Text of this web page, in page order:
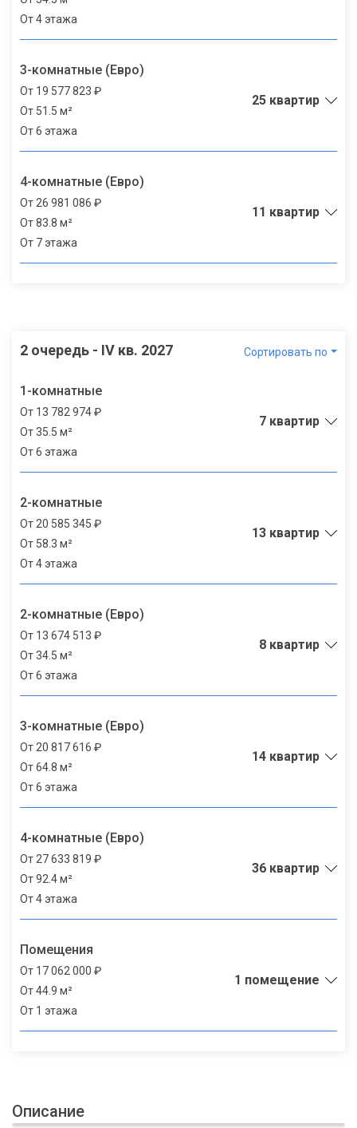
От 4 этажа
3-комнатные (Евро)
От 19 577 823 ₽
От 51.5 м²
От 6 этажа
25 квартир
4-комнатные (Евро)
От 26 981 086 ₽
От 83.8 м²
От 7 этажа
11 квартир
2 очередь - IV кв. 2027 Сортировать по
1-комнатные
От 13 782 974 ₽
От 35.5 м²
От 6 этажа
7 квартир
2-комнатные
От 20 585 345 ₽
От 58.3 м²
От 4 этажа
13 квартир
2-комнатные (Евро)
От 13 674 513 ₽
От 34.5 м²
От 6 этажа
8 квартир
3-комнатные (Евро)
От 20 817 616 ₽
От 64.8 м²
От 6 этажа
14 квартир
4-комнатные (Евро)
От 27 633 819 ₽
От 92.4 м²
От 4 этажа
36 квартир
Помещения
От 17 062 000 ₽
От 44.9 м²
От 1 этажа
1 помещение
Описание